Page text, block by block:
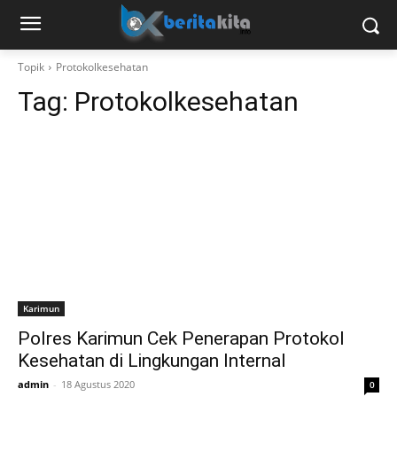
Topik Protokolkesehatan
Tag: Protokolkesehatan
Karimun
Polres Karimun Cek Penerapan Protokol
Kesehatan di Lingkungan Internal
admin - 18 Agustus 2020 0